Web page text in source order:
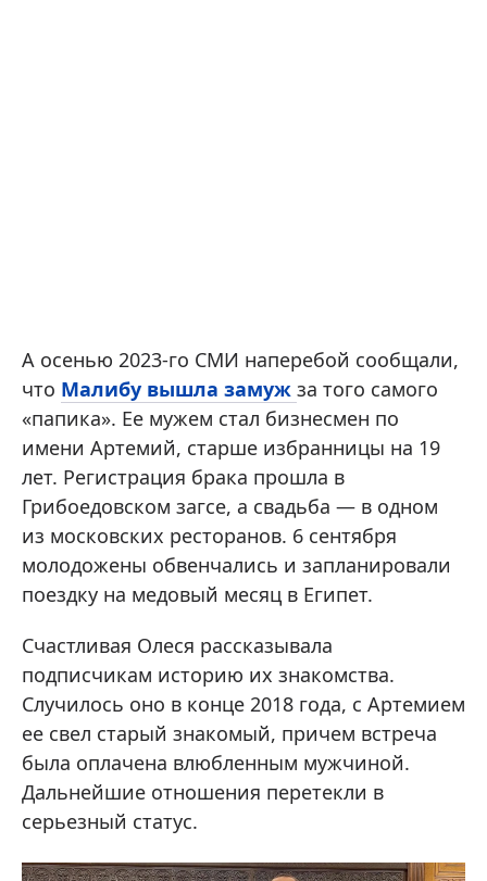
А осенью 2023-го СМИ наперебой сообщали,
что Малибу вышла замуж за того самого
«папика». Ее мужем стал бизнесмен по
имени Артемий, старше избранницы на 19
лет. Регистрация брака прошла в
Грибоедовском загсе, а свадьба — в одном
из московских ресторанов. 6 сентября
молодожены обвенчались и запланировали
поездку на медовый месяц в Египет.
Счастливая Олеся рассказывала
подписчикам историю их знакомства.
Случилось оно в конце 2018 года, с Артемием
ее свел старый знакомый, причем встреча
была оплачена влюбленным мужчиной.
Дальнейшие отношения перетекли в
серьезный статус.